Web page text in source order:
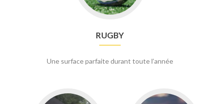
RUGBY
Une surface parfaite durant toute l’année
Go
Go